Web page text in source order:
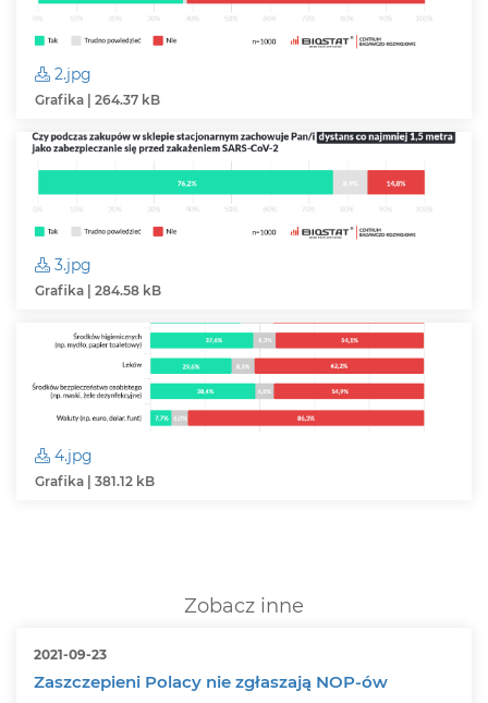
2.jpg
Grafika | 264.37 kB
3.jpg
Grafika | 284.58 kB
4.jpg
Grafika | 381.12 kB
Zobacz inne
2021-09-23
Zaszczepieni Polacy nie zgłaszają NOP-ów